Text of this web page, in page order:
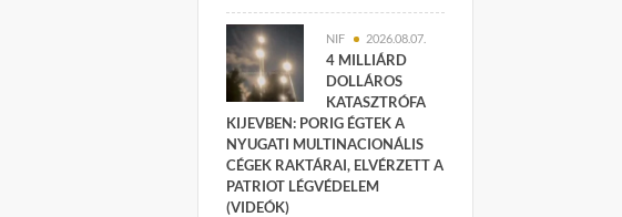
NIF 2026.08.07.
4 MILLIÁRD
DOLLÁROS
KATASZTRÓFA
KIJEVBEN: PORIG ÉGTEK A
NYUGATI MULTINACIONÁLIS
CÉGEK RAKTÁRAI, ELVÉRZETT A
PATRIOT LÉGVÉDELEM
(VIDEÓK)